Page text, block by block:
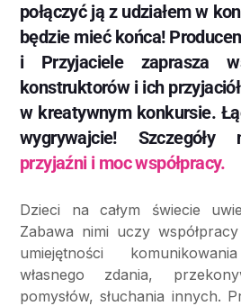
połączyć ją z udziałem w
będzie mieć końca!
i Przyjaciele zaprasza
konstruktorów i ich
w kreatywnym konkursie.
wygrywajcie!
przyjaźni i moc współpracy.
Dzieci na całym świecie
Zabawa nimi uczy
umiejętności
własnego zdania,
pomysłów, słuchania innych.